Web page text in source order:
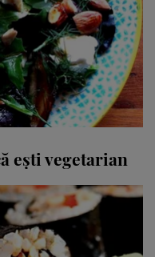
eşti vegetarian